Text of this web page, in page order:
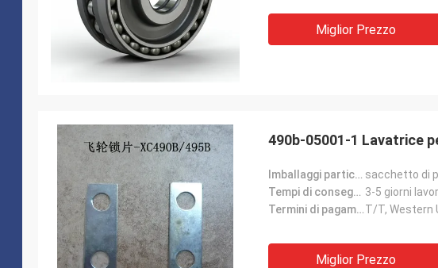
Miglior Prezzo
490b-05001-1 Lavatrice
Imballaggi particolari: sacchetto di
Tempi di consegna: 3-5 giorni
Termini di pagamento:T/T, Western
Miglior Prezzo